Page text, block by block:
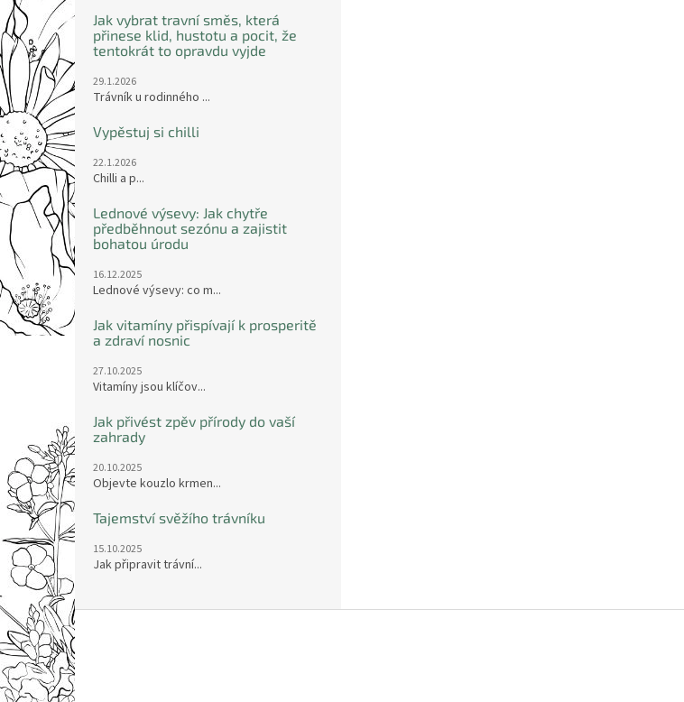
Jak vybrat travní směs, která
přinese klid, hustotu a pocit, že
tentokrát to opravdu vyjde
29.1.2026
Trávník u rodinného ...
Vypěstuj si chilli
22.1.2026
Chilli a p...
Lednové výsevy: Jak chytře
předběhnout sezónu a zajistit
bohatou úrodu
16.12.2025
Lednové výsevy: co m...
Jak vitamíny přispívají k prosperitě
a zdraví nosnic
27.10.2025
Vitamíny jsou klíčov...
Jak přivést zpěv přírody do vaší
zahrady
20.10.2025
Objevte kouzlo krmen...
Tajemství svěžího trávníku
15.10.2025
Jak připravit trávní...
Z
á
p
a
t